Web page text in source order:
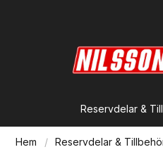
Reservdelar &
Hem Reservdelar &